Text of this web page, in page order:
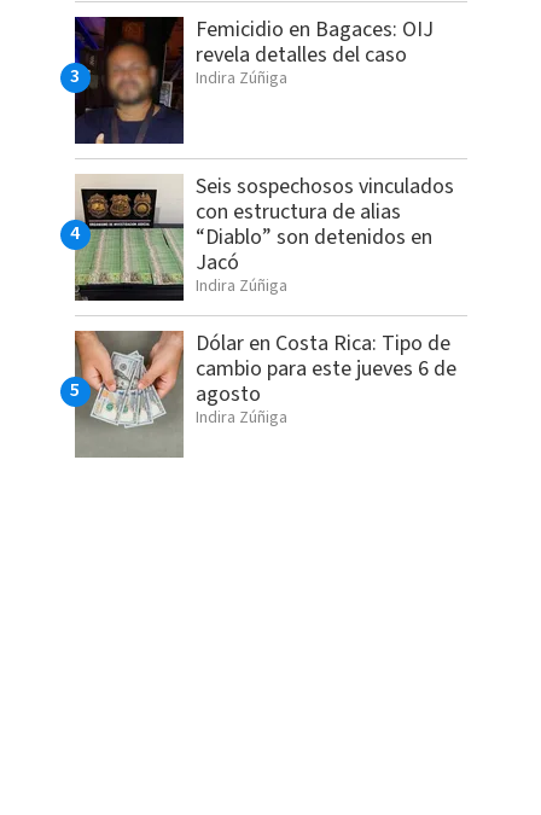
Femicidio en Bagaces: OIJ
revela detalles del caso
Indira Zúñiga
Seis sospechosos vinculados
con estructura de alias
“Diablo” son detenidos en
Jacó
Indira Zúñiga
Dólar en Costa Rica: Tipo de
cambio para este jueves 6 de
agosto
Indira Zúñiga